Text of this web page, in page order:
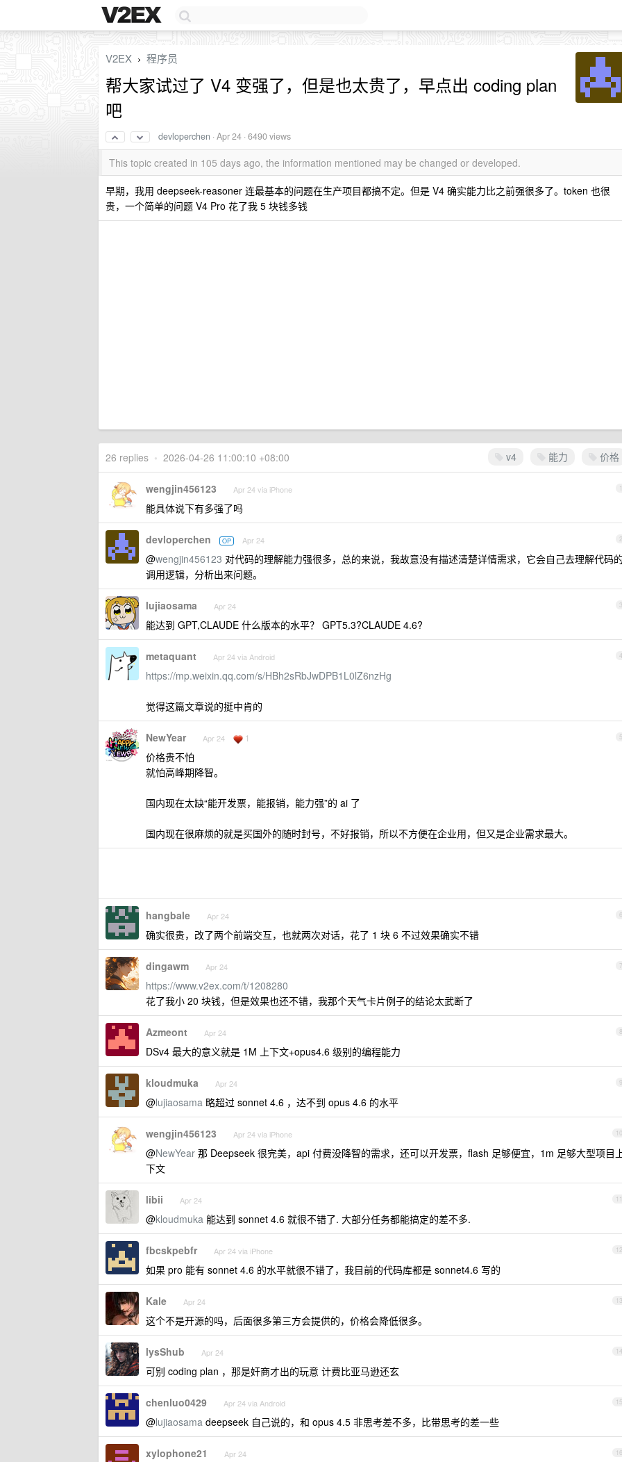
V2EX › 程序员
帮大家试过了 V4 变强了，但是也太贵了，早点出 coding plan
吧
devloperchen ·Apr 24 · 6490 views
This topic created in 105 days ago, the information mentioned may be changed or developed.
早期，我用 deepseek-reasoner 连最基本的问题在生产项目都搞不定。但是 V4 确实能力比之前强很多了。token 也很
贵，一个简单的问题 V4 Pro 花了我 5 块钱多钱
v4 能力 价格
26 replies • 2026-04-26 11:00:10 +08:00
1
wengjin456123 Apr 24 via iPhone
能具体说下有多强了吗
2
devloperchen OP Apr 24
@wengjin456123 对代码的理解能力强很多，总的来说，我故意没有描述清楚详情需求，它会自己去理解代码的
调用逻辑，分析出来问题。
3
lujiaosama Apr 24
能达到 GPT,CLAUDE 什么版本的水平？ GPT5.3?CLAUDE 4.6?
4
metaquant Apr 24 via Android
https://mp.weixin.qq.com/s/HBh2sRbJwDPB1L0lZ6nzHg
觉得这篇文章说的挺中肯的
5
NewYear Apr 24 1
价格贵不怕
就怕高峰期降智。
国内现在太缺“能开发票，能报销，能力强”的 ai 了
国内现在很麻烦的就是买国外的随时封号，不好报销，所以不方便在企业用，但又是企业需求最大。
6
hangbale Apr 24
确实很贵，改了两个前端交互，也就两次对话，花了 1 块 6 不过效果确实不错
7
dingawm Apr 24
https://www.v2ex.com/t/1208280
花了我小 20 块钱，但是效果也还不错，我那个天气卡片例子的结论太武断了
8
Azmeont Apr 24
DSv4 最大的意义就是 1M 上下文+opus4.6 级别的编程能力
9
kloudmuka Apr 24
@lujiaosama 略超过 sonnet 4.6 ，达不到 opus 4.6 的水平
10
wengjin456123 Apr 24 via iPhone
@NewYear 那 Deepseek 很完美，api 付费没降智的需求，还可以开发票，flash 足够便宜，1m 足够大型项目
下文
11
libii Apr 24
@kloudmuka 能达到 sonnet 4.6 就很不错了. 大部分任务都能搞定的差不多.
12
fbcskpebfr Apr 24 via iPhone
如果 pro 能有 sonnet 4.6 的水平就很不错了，我目前的代码库都是 sonnet4.6 写的
13
Kale Apr 24
这个不是开源的吗，后面很多第三方会提供的，价格会降低很多。
14
lysShub Apr 24
可别 coding plan ，那是奸商才出的玩意 计费比亚马逊还玄
15
chenluo0429 Apr 24 via Android
@lujiaosama deepseek 自己说的，和 opus 4.5 非思考差不多，比带思考的差一些
16
xylophone21 Apr 24